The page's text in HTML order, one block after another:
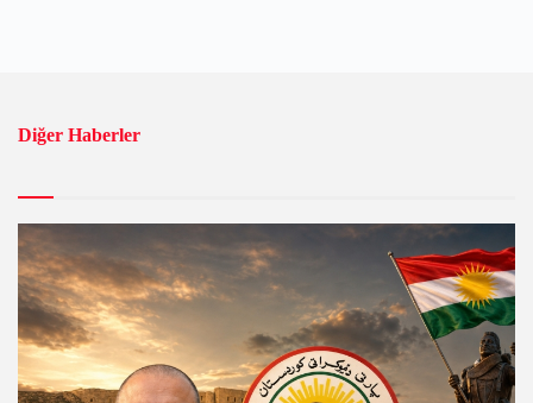
Diğer Haberler